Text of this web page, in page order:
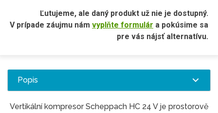
Ľutujeme, ale daný produkt už nie je dostupný.
V prípade záujmu nám vyplňte formulár a pokúsime sa
pre vás nájsť alternatívu.
Popis
Vertikální kompresor Scheppach HC 24 V je prostorově